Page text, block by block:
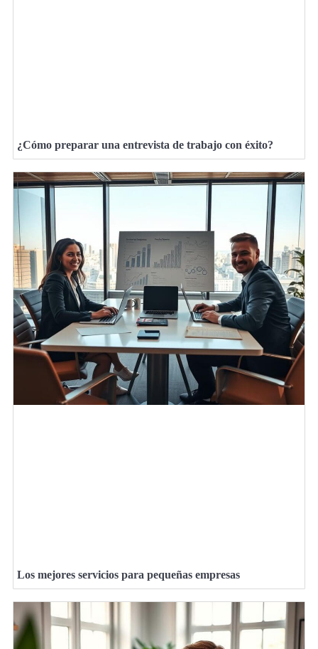
¿Cómo preparar una entrevista de trabajo con éxito?
Los mejores servicios para pequeñas empresas